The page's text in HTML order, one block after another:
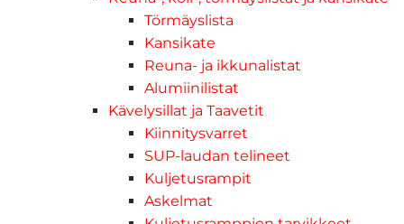
Törmäyslista
Kansikate
Reuna- ja ikkunalistat
Alumiinilistat
Kävelysillat ja Taavetit
Kiinnitysvarret
SUP-laudan telineet
Kuljetusrampit
Askelmat